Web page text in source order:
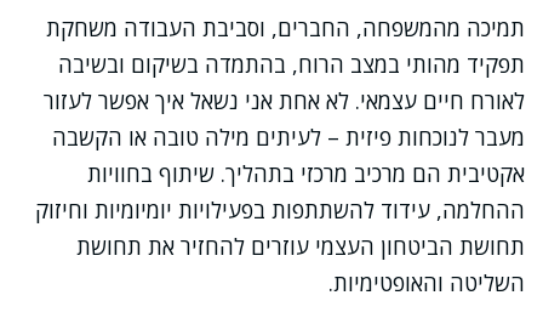
תמיכה מהמשפחה, החברים, וסביבת העבודה משחקת
תפקיד מהותי במצב הרוח, בהתמדה בשיקום ובשיבה
לאורח חיים עצמאי. לא אחת אני נשאל איך אפשר לעזור
מעבר לנוכחות פיזית – לעיתים מילה טובה או הקשבה
אקטיבית הם מרכיב מרכזי בתהליך. שיתוף בחוויות
ההחלמה, עידוד להשתתפות בפעילויות יומיומיות וחיזוק
תחושת הביטחון העצמי עוזרים להחזיר את תחושת
השליטה והאופטימיות.